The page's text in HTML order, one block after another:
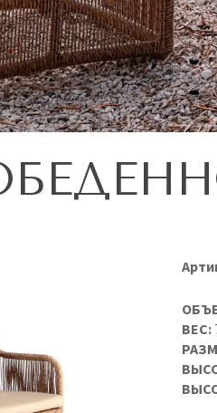
ВЕС: